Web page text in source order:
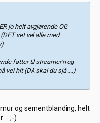
jo helt avgjørende OG
vet vel alle med
føtter til streamer'n og
vei hit (DA skal du sjå.....)
og sementblanding, helt
;-)